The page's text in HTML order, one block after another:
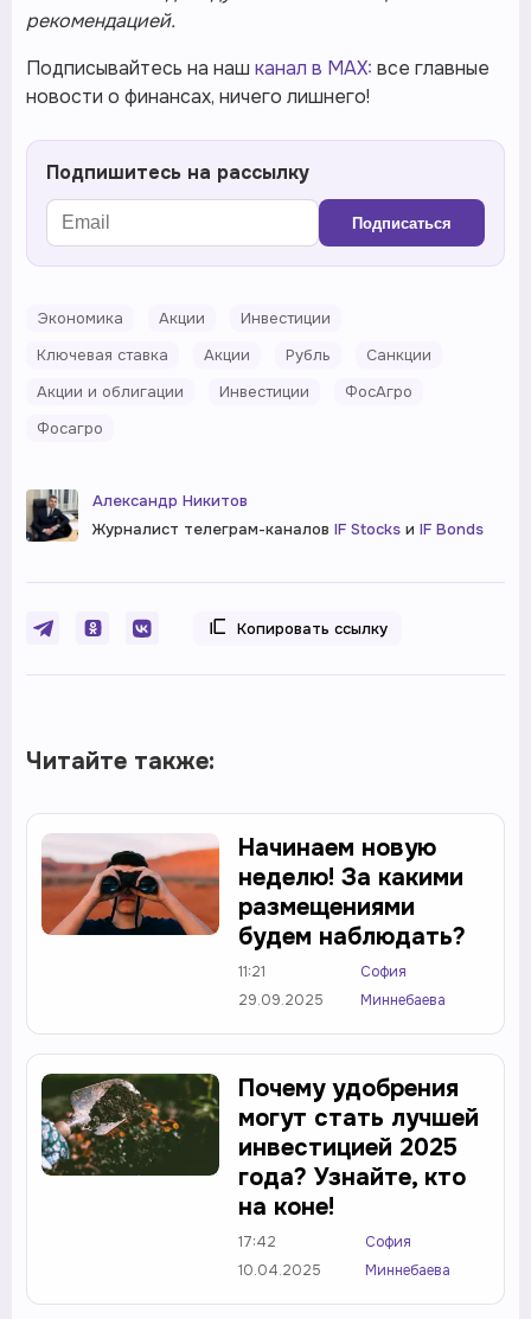
рекомендацией.
Подписывайтесь на наш канал в MAX: все главные
новости о финансах, ничего лишнего!
Подпишитесь на рассылку
Подписаться
Экономика Акции
Инвестиции
Ключевая ставка
Акции Рубль
Санкции
Акции и облигации
Инвестиции
ФосАгро
Фосагро
Александр Никитов
Журналист телеграм-каналов IF Stocks и IF Bonds
Копировать ссылку
Читайте также:
Начинаем новую
неделю! За какими
размещениями
будем наблюдать?
11:21
29.09.2025
София
Миннебаева
Почему удобрения
могут стать лучшей
инвестицией 2025
года? Узнайте, кто
на коне!
17:42
10.04.2025
София
Миннебаева